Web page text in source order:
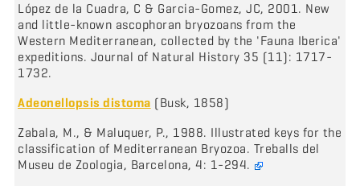
López de la Cuadra, C & Garcia-Gomez, JC, 2001. New
and little-known ascophoran bryozoans from the
Western Mediterranean, collected by the 'Fauna Iberica'
expeditions. Journal of Natural History 35 (11): 1717-
1732.
Adeonellopsis distoma (Busk, 1858)
Zabala, M., & Maluquer, P., 1988. Illustrated keys for the
classification of Mediterranean Bryozoa. Treballs del
Museu de Zoologia, Barcelona, 4: 1-294.